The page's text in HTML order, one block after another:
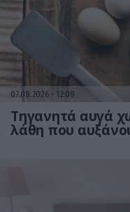
07.08.2026 12:09
Τηγανητά αυγά
λάθη που